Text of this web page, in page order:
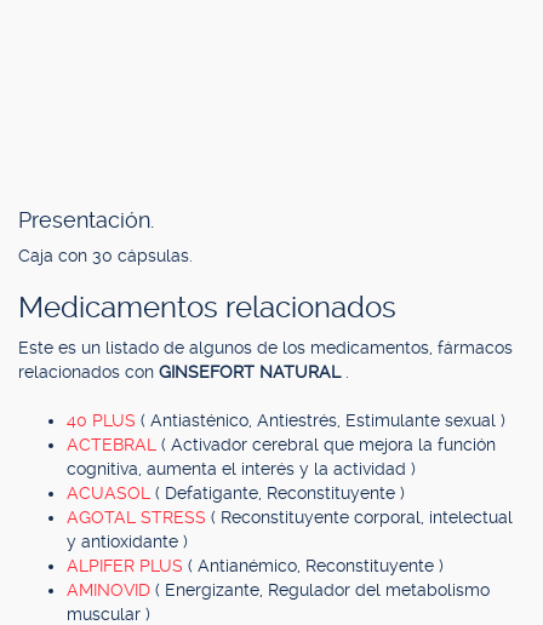
Presentación.
Caja con 30 cápsulas.
Medicamentos relacionados
Este es un listado de algunos de los medicamentos, fármacos
relacionados con GINSEFORT NATURAL
40 PLUS ( Antiasténico, Antiestrés, Estimulante sexual )
ACTEBRAL ( Activador cerebral que mejora la función
cognitiva, aumenta el interés y la actividad )
ACUASOL ( Defatigante, Reconstituyente )
AGOTAL STRESS ( Reconstituyente corporal, intelectual
y antioxidante )
ALPIFER PLUS ( Antianémico, Reconstituyente )
AMINOVID ( Energizante, Regulador del metabolismo
muscular )